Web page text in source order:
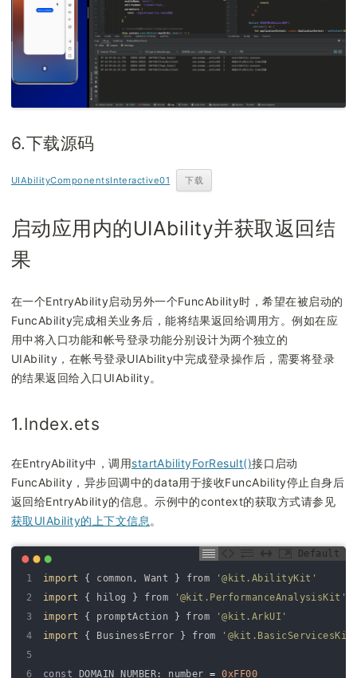
6.下载源码
UIAbilityComponentsInteractive01 下载
启动应用内的UIAbility并获取返回结
果
在一个EntryAbility启动另外一个FuncAbility时，希望在被启动的
FuncAbility完成相关业务后，能将结果返回给调用方。例如在应
用中将入口功能和帐号登录功能分别设计为两个独立的
UIAbility，在帐号登录UIAbility中完成登录操作后，需要将登录
的结果返回给入口UIAbility。
1.Index.ets
在EntryAbility中，调用startAbilityForResult()接口启动
FuncAbility，异步回调中的data用于接收FuncAbility停止自身后
返回给EntryAbility的信息。示例中的context的获取方式请参见
获取UIAbility的上下文信息 。
Default
1
2
3
4
5
6
import { common, Want } from
'@kit.AbilityKit'
import
{ hilog } from
'@kit.PerformanceAnalysisKit'
import
{ promptAction } from
'@kit.ArkUI'
import
{ BusinessError } from
const DOMAIN_NUMBER : number = 0xFF00